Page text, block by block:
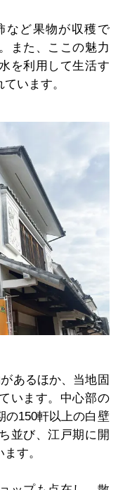
など果物が収穫で
また、ここの魅力
を利用して生活す
います。
あるほか、当地固
います。中心部の
の150軒以上の白壁
並び、江戸期に開
す。